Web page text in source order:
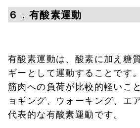
６．有酸素運動
有酸素運動は、酸素に加え糖
ギーとして運動することです。
筋肉への負荷が比較的軽いこ
ョギング、ウォーキング、エ
代表的な有酸素運動です。